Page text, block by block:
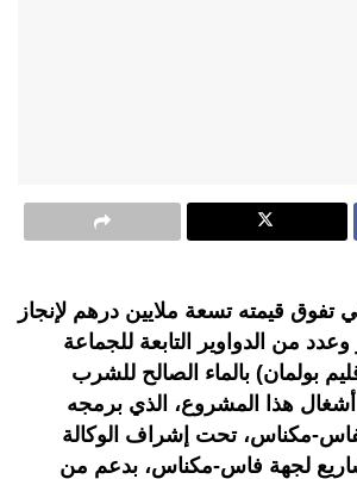
تفوق قيمته تسعة ملايين درهم لإنجاز
من الدواوير التابعة للجماعة
بولمان) بالماء الصالح للشرب
أشغال هذا المشروع، الذي برمجه
مكناس، تحت إشراف الوكالة
لجهة فاس-مكناس، بدعم من